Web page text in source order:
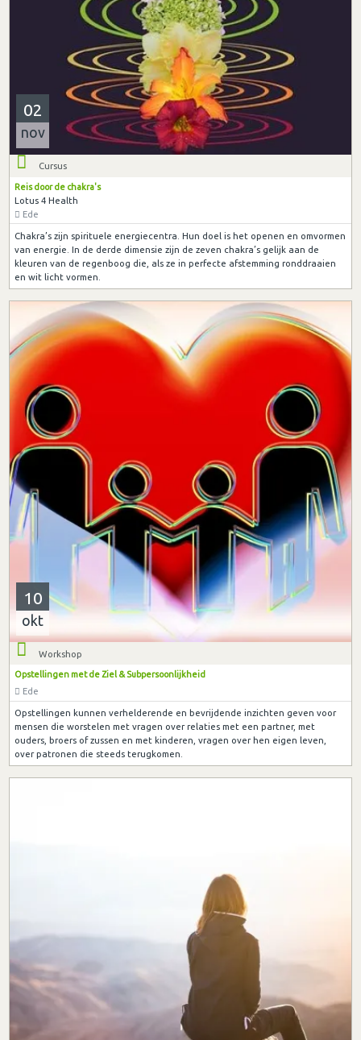
02
nov
Cursus
Reis door de chakra's
Lotus 4 Health
Ede
Chakra’s zijn spirituele energiecentra. Hun doel is het openen en omvormen
van energie. In de derde dimensie zijn de zeven chakra’s gelijk aan de
kleuren van de regenboog die, als ze in perfecte afstemming ronddraaien
en wit licht vormen.
10
okt
Workshop
Opstellingen met de Ziel & Subpersoonlijkheid
Ede
Opstellingen kunnen verhelderende en bevrijdende inzichten geven voor
mensen die worstelen met vragen over relaties met een partner, met
ouders, broers of zussen en met kinderen, vragen over hen eigen leven,
over patronen die steeds terugkomen.